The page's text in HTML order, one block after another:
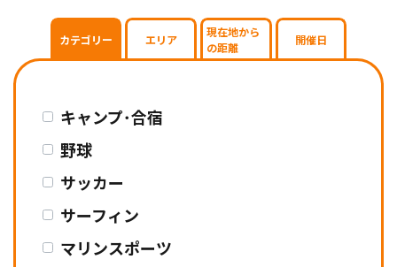
検
カテゴリー エリア
現在地から
の距離
開催日
キャンプ･合宿
野球
サッカー
サーフィン
マリンスポーツ